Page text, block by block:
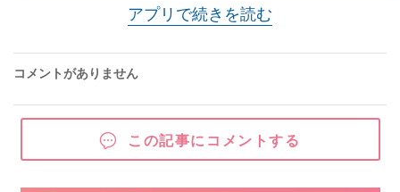
アプリで続きを読む
コメントがありません
この記事にコメントする